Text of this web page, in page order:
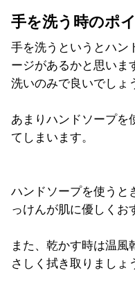
手を洗う時のポ
手を洗うというとハン
ージがあるかと思いま
洗いのみで良いでしょ
あまりハンドソープを
てしまいます。
ハンドソープを使うと
っけんが肌に優しくお
また、乾かす時は温風
さしく拭き取りましょ